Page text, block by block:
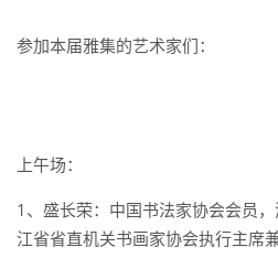
参加本届雅集的艺术家们：
上午场：
1、 盛长荣：中国书法家协会会员
江省省直机关书画家协会执行主席